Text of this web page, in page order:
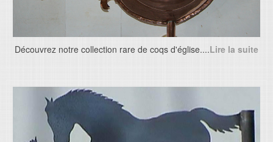
Découvrez notre collection rare de coqs d'église....Lire la suite